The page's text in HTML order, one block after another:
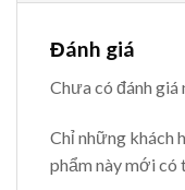
Đánh giá
Chưa có đánh giá
Chỉ những khách
phẩm này mới có